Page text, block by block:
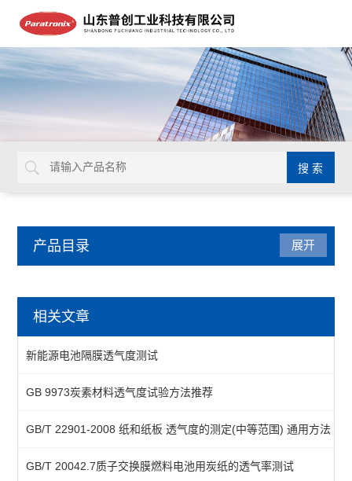
产品目录
透气度测试仪
气体透过量测定仪
压差法透气仪
查看全部 >>
展开
相关文章
新能源电池隔膜透气度测试
GB 9973炭素材料透气度试验方法推荐
GB/T 22901-2008 纸和纸板 透气度的测定(中等范围) 通用方法
GB/T 20042.7质子交换膜燃料电池用炭纸的透气率测试